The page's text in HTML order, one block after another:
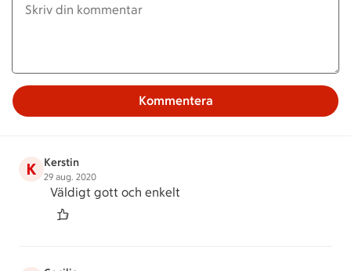
Kommentera
K Kerstin
29 aug. 2020
Väldigt gott och enkelt